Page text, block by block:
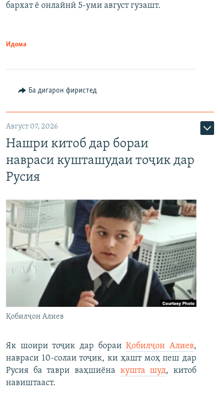
бархат ё онлайнӣ 5-уми август гузашт.
Идома
Ба дигарон фиристед
Август 07, 2026
Нашри китоб дар бораи
навраси кушташудаи тоҷик дар
Русия
Қобилҷон Алиев
Як шоири тоҷик дар бораиҚобилҷон Алиев,
навраси 10-солаи тоҷик, ки ҳашт моҳ пеш дар
Русия ба таври ваҳшиёна кушта шуд, китоб
навиштааст.